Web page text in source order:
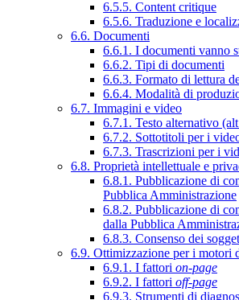
6.5.5. Content critique
6.5.6. Traduzione e
6.6. Documenti
6.6.1. I documenti vanno
6.6.2. Tipi di documenti
6.6.3. Formato di lettura
6.6.4. Modalità di
6.7. Immagini e video
6.7.1. Testo alternativo
6.7.2. Sottotitoli per i
6.7.3. Trascrizioni per i
6.8. Proprietà intellettuale e
6.8.1. Pubblicazione di
Pubblica Amministrazione
6.8.2. Pubblicazione di
dalla Pubblica
6.8.3. Consenso dei
6.9. Ottimizzazione per i motori
6.9.1. I fattori on-page
6.9.2. I fattori off-page
6.9.3. Strumenti di